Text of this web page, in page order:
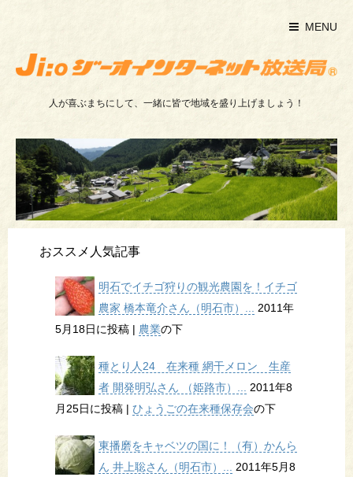
MENU
人が喜ぶまちにして、一緒に皆で地域を盛り上げましょう！
おススメ人気記事
明石でイチゴ狩りの観光農園を！イチゴ
農家 橋本竜介さん（明石市）... 2011年
5月18日に投稿 | 農業の下
種とり人24 在来種 網干メロン 生産
者 開発明弘さん （姫路市）... 2011年8
月25日に投稿 | ひょうごの在来種保存会の下
東播磨をキャベツの国に！（有）かんら
ん 井上聡さん（明石市）... 2011年5月8